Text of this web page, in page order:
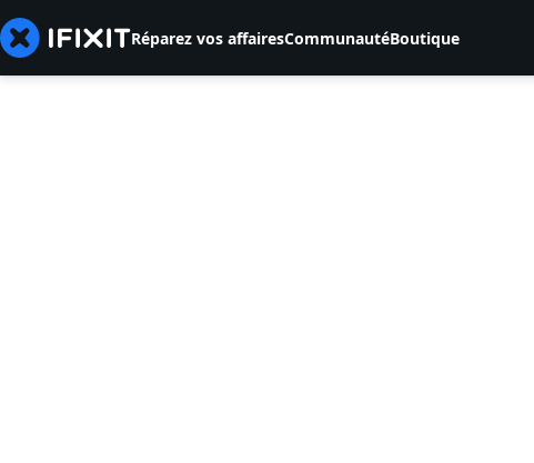
Réparez vos affairesCommunautéBoutique